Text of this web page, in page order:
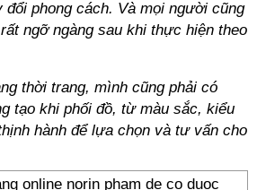
phong cách. Và mọi người cũng
ngỡ ngàng sau khi thực hiện theo
thời trang, mình cũng phải có
tạo khi phối đồ, từ màu sắc, kiểu
hành để lựa chọn và tư vấn cho